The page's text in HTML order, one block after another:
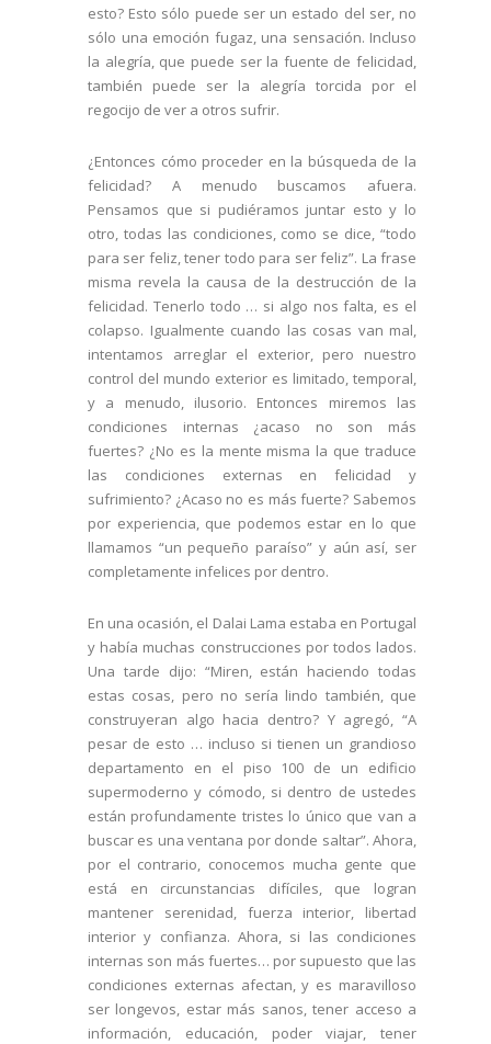
esto? Esto sólo puede ser un estado del ser, no
sólo una emoción fugaz, una sensación. Incluso
la alegría, que puede ser la fuente de felicidad,
también puede ser la alegría torcida por el
regocijo de ver a otros sufrir.
¿Entonces cómo proceder en la búsqueda de la
felicidad? A menudo buscamos afuera.
Pensamos que si pudiéramos juntar esto y lo
otro, todas las condiciones, como se dice, “todo
para ser feliz, tener todo para ser feliz”. La frase
misma revela la causa de la destrucción de la
felicidad. Tenerlo todo … si algo nos falta, es el
colapso. Igualmente cuando las cosas van mal,
intentamos arreglar el exterior, pero nuestro
control del mundo exterior es limitado, temporal,
y a menudo, ilusorio. Entonces miremos las
condiciones internas ¿acaso no son más
fuertes? ¿No es la mente misma la que traduce
las condiciones externas en felicidad y
sufrimiento? ¿Acaso no es más fuerte? Sabemos
por experiencia, que podemos estar en lo que
llamamos “un pequeño paraíso” y aún así, ser
completamente infelices por dentro.
En una ocasión, el Dalai Lama estaba en Portugal
y había muchas construcciones por todos lados.
Una tarde dijo: “Miren, están haciendo todas
estas cosas, pero no sería lindo también, que
construyeran algo hacia dentro? Y agregó, “A
pesar de esto … incluso si tienen un grandioso
departamento en el piso 100 de un edificio
supermoderno y cómodo, si dentro de ustedes
están profundamente tristes lo único que van a
buscar es una ventana por donde saltar”. Ahora,
por el contrario, conocemos mucha gente que
está en circunstancias difíciles, que logran
mantener serenidad, fuerza interior, libertad
interior y confianza. Ahora, si las condiciones
internas son más fuertes… por supuesto que las
condiciones externas afectan, y es maravilloso
ser longevos, estar más sanos, tener acceso a
información, educación, poder viajar, tener